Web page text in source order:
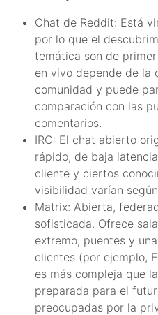
Chat de Reddit: Está
por lo que el
temática son de
en vivo depende de la
comunidad y puede
comparación con las
comentarios.
IRC: El chat abierto
rápido, de baja
cliente y ciertos
visibilidad varían
Matrix: Abierta,
sofisticada. Ofrece
extremo, puentes y
clientes (por ejemplo,
es más compleja que
preparada para el
preocupadas por la